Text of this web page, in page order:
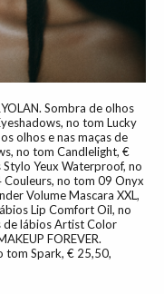
Sombra de olhos
no tom Lucky
olhos e nas maças de
no tom Candlelight, €
Stylo Yeux Waterproof, no
no tom 09 Onyx
Volume Mascara XXL,
Lip Comfort Oil, no
de lábios Artist Color
FOREVER.
tom Spark, € 25,50,